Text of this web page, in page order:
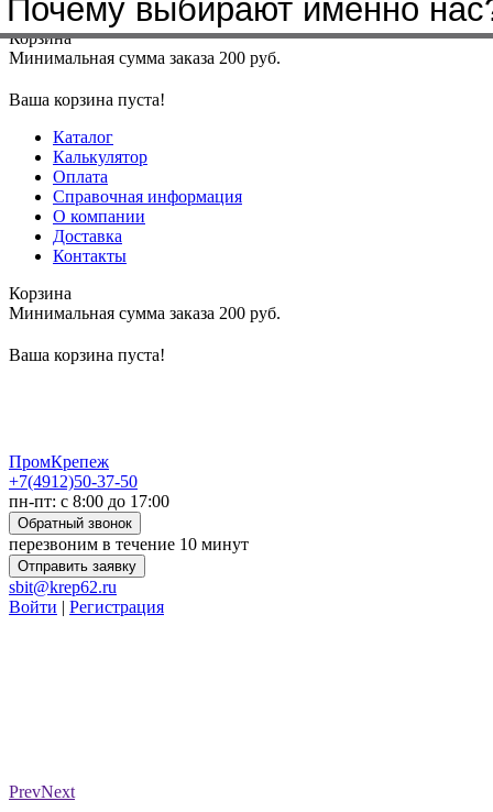
Меню+7(4912)50-37-50sbit@krep62.ru
Корзина
Минимальная сумма заказа 200 руб.
Ваша корзина пуста!
Каталог
Калькулятор
Оплата
Справочная информация
О компании
Доставка
Контакты
Корзина
Минимальная сумма заказа 200 руб.
Ваша корзина пуста!
ПромКрепеж
+7(4912)50-37-50
пн-пт: с 8:00 до 17:00
Обратный звонок
перезвоним в течение 10 минут
Отправить заявку
sbit@krep62.ru
Войти | Регистрация
PrevNext
Почему выбирают именно